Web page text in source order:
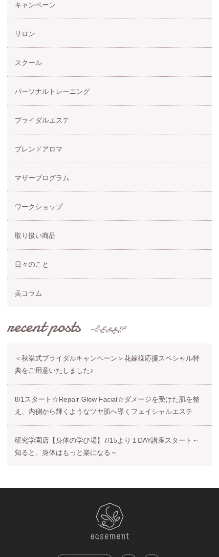
キャンペーン
サロン
スクール
パーソナルトレーニング
ブライダルエステ
ブレンドアロマ
マザープログラム
ワークショップ
取り扱い商品
日々のこと
美コラム
＜秋挙式ブライダルキャンペーン＞花嫁様応援スペシャル特
典をご用意いたしました♪
8/1スタート☆Repair Glow Facial☆ダメージを受けた肌を整
え、内側から輝くようなツヤ肌へ導くフェイシャルエステ
研究学園店【身体の学び場】7/15より１DAY講座スタート～
知ると、身体はもっと楽になる～